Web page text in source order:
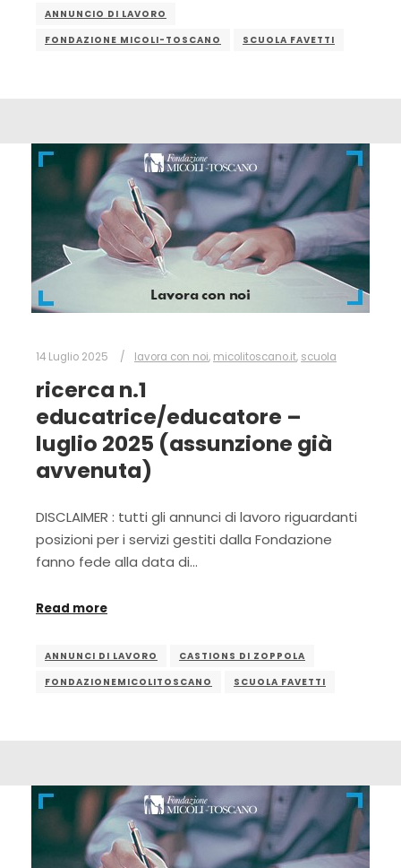
ANNUNCIO DI LAVORO
FONDAZIONE MICOLI-TOSCANO
SCUOLA FAVETTI
14 Luglio 2025 lavora con noi, micolitoscano.it, scuola
ricerca n.1
educatrice/educatore –
luglio 2025 (assunzione già
avvenuta)
DISCLAIMER : tutti gli annunci di lavoro riguardanti
posizioni per i servizi gestiti dalla Fondazione
fanno fede alla data di…
Read more
ANNUNCI DI LAVORO
CASTIONS DI ZOPPOLA
FONDAZIONEMICOLITOSCANO
SCUOLA FAVETTI